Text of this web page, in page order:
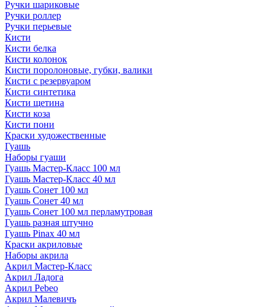
Ручки шариковые
Ручки роллер
Ручки перьевые
Кисти
Кисти белка
Кисти колонок
Кисти поролоновые, губки, валики
Кисти с резервуаром
Кисти синтетика
Кисти щетина
Кисти коза
Кисти пони
Краски художественные
Гуашь
Наборы гуаши
Гуашь Мастер-Класс 100 мл
Гуашь Мастер-Класс 40 мл
Гуашь Сонет 100 мл
Гуашь Сонет 40 мл
Гуашь Сонет 100 мл перламутровая
Гуашь разная штучно
Гуашь Pinax 40 мл
Краски акриловые
Наборы акрила
Акрил Мастер-Класс
Акрил Ладога
Акрил Pebeo
Акрил Малевичъ